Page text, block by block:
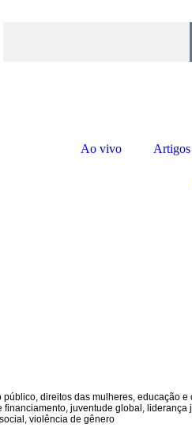
Ao vivo Artigos
público, direitos das mulheres, educação e
financiamento juventude global liderança
violência de gênero